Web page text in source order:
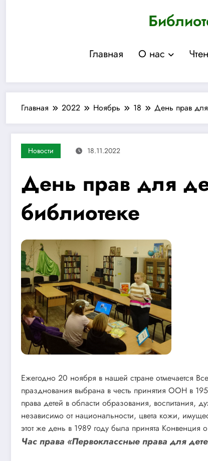
Главная О нас
Главная 2022 Ноябрь 18 День прав для
Новости 18.11.2022
День прав для
библиотеке
Ежегодно 20 ноября в нашей стране отмечается
празднования выбрана в честь принятия ООН в
права детей в области образования, воспитания,
независимо от национальности, цвета кожи,
этот же день в 1989 году была принята Конвенция
Час права «Первоклассные права для